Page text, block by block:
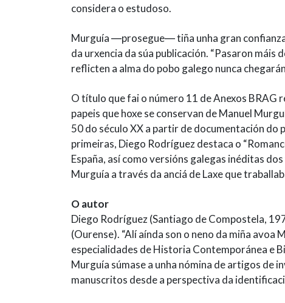
considera o estudoso.
Murguía ―prosegue― tiña unha gran
da urxencia da súa publicación. “Pasaron
reflicten a alma do pobo galego nunca
O título que fai o número 11 de Anexos BRAG
papeis que hoxe se conservan de Manuel
50 do século XX a partir de documentación do
primeiras, Diego Rodríguez destaca o
España, así como versións galegas inéditas
Murguía a través da anciá de Laxe que
O autor
Diego Rodríguez (Santiago de Compostela,
(Ourense). “Alí aínda son o neno da miña avoa
especialidades de Historia Contemporánea e
Murguía súmase a unha nómina de artigos de
manuscritos desde a perspectiva da